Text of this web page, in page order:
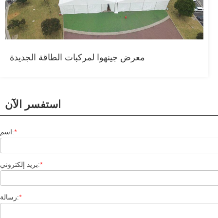
معرض جينهوا لمركبات الطاقة الجديدة
استفسر الآن
اسم:*
بريد إلكتروني:*
رسالة:*